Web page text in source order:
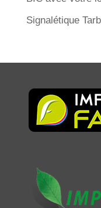
Signalétique